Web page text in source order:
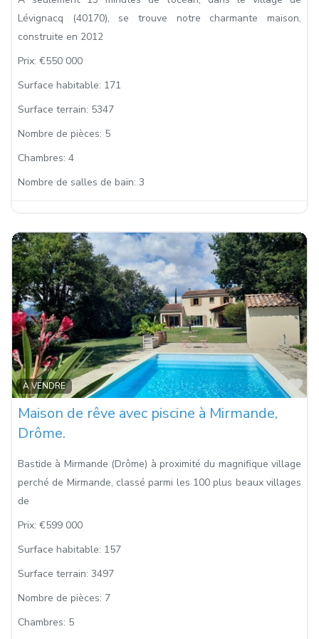
Lévignacq (40170), se trouve notre charmante maison,
construite en 2012
Prix: €550 000
Surface habitable: 171
Surface terrain: 5347
Nombre de pièces: 5
Chambres: 4
Nombre de salles de bain: 3
À VENDRE
Maison de rêve avec piscine à Mirmande,
Drôme.
Bastide à Mirmande (Drôme) à proximité du magnifique village
perché de Mirmande, classé parmi les 100 plus beaux villages
de
Prix: €599 000
Surface habitable: 157
Surface terrain: 3497
Nombre de pièces: 7
Chambres: 5